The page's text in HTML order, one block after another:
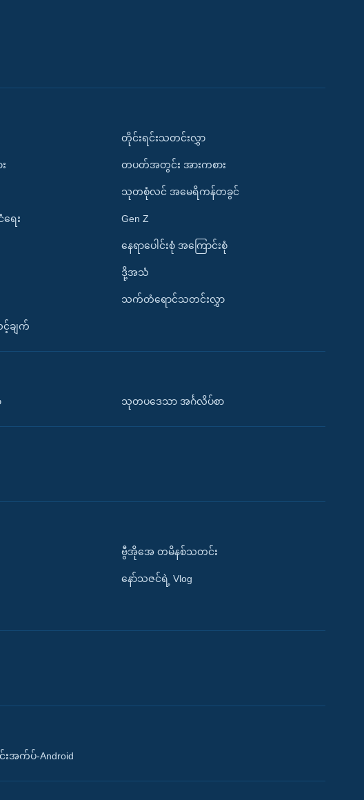
ေး
င့်ချက်
တိုင်းရင်းသတင်းလွှာ
တပတ်အတွင်း အားကစား
သုတစုံလင် အမေရိကန်တခွင်
Gen Z
နေရာပေါင်းစုံ အကြောင်းစုံ
ဒို့အသံ
သက်တံရောင်သတင်းလွှာ
သုတပဒေသာ အင်္ဂလိပ်စာ
ဗွီအိုအေ တမိနစ်သတင်း
နော်သဇင်ရဲ့ Vlog
က်ပ်-Android